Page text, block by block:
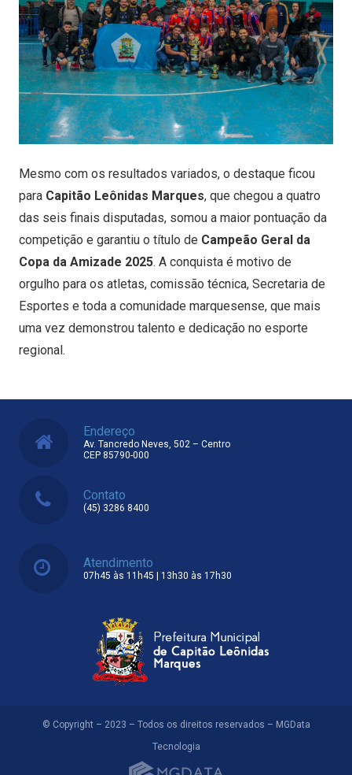
Mesmo com os resultados variados, o destaque ficou
para Capitão Leônidas Marques, que chegou a quatro
das seis finais disputadas, somou a maior pontuação da
competição e garantiu o título de Campeão Geral da
Copa da Amizade 2025. A conquista é motivo de
orgulho para os atletas, comissão técnica, Secretaria de
Esportes e toda a comunidade marquesense, que mais
uma vez demonstrou talento e dedicação no esporte
regional.
Endereço
Av. Tancredo Neves, 502 – Centro
CEP 85790-000
Contato
(45) 3286 8400
Atendimento
07h45 às 11h45 | 13h30 às 17h30
© Copyright – 2023 – Todos os direitos reservados – MGData
Tecnologia